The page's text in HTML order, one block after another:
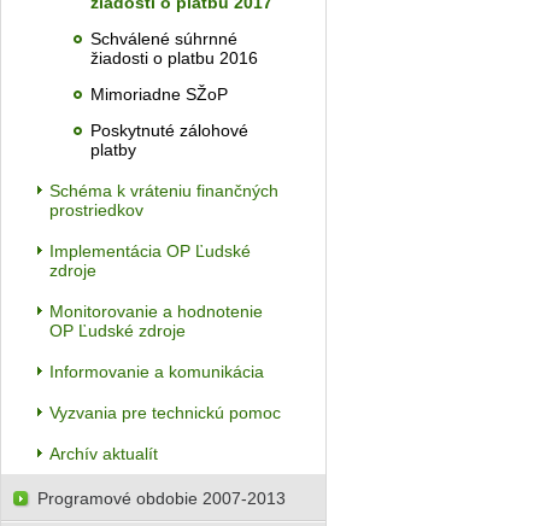
Schválené súhrnné
žiadosti o platbu 2016
Mimoriadne SŽoP
Poskytnuté zálohové
platby
Schéma k vráteniu finančných
prostriedkov
Implementácia OP Ľudské
zdroje
Monitorovanie a hodnotenie
OP Ľudské zdroje
Informovanie a komunikácia
Vyzvania pre technickú pomoc
Archív aktualít
Programové obdobie 2007-2013